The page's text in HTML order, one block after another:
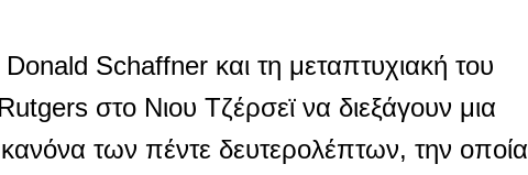
Schaffner και τη μεταπτυχιακή του
στο Νιου Τζέρσεϊ να διεξάγουν μια
των πέντε δευτερολέπτων, την οποία